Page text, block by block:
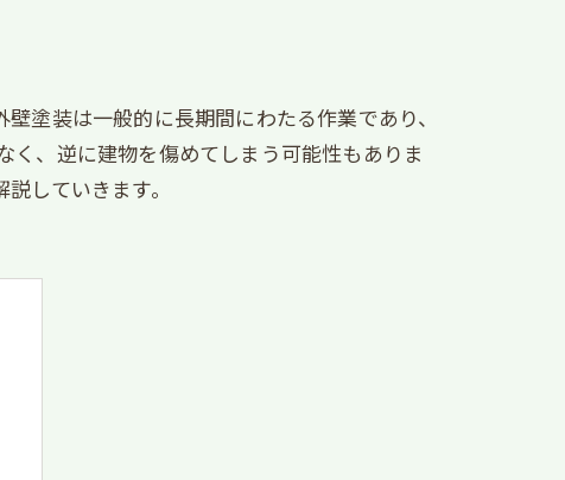
塗装は一般的に長期間にわたる作業であり、
、逆に建物を傷めてしまう可能性もありま
していきます。